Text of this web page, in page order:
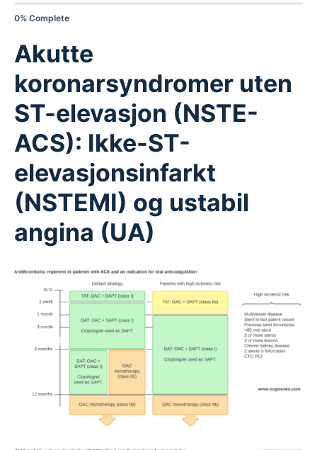
0% Complete
Akutte
koronarsyndromer uten
ST-elevasjon (NSTE-
ACS): Ikke-ST-
elevasjonsinfarkt
(NSTEMI) og ustabil
angina (UA)